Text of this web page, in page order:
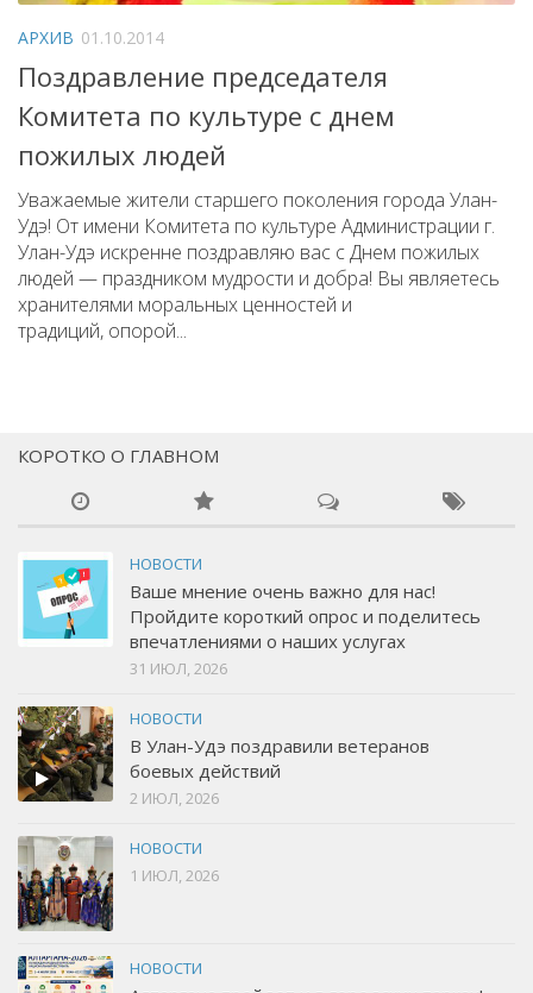
АРХИВ 01.10.2014
Поздравление председателя
Комитета по культуре с днем
пожилых людей
Уважаемые жители старшего поколения города Улан-
Удэ! От имени Комитета по культуре Администрации г.
Улан-Удэ искренне поздравляю вас с Днем пожилых
людей — праздником мудрости и добра! Вы являетесь
хранителями моральных ценностей и
традиций, опорой...
КОРОТКО О ГЛАВНОМ
НОВОСТИ
Ваше мнение очень важно для нас!
Пройдите короткий опрос и поделитесь
впечатлениями о наших услугах
31 ИЮЛ, 2026
НОВОСТИ
В Улан-Удэ поздравили ветеранов
боевых действий
2 ИЮЛ, 2026
НОВОСТИ
1 ИЮЛ, 2026
НОВОСТИ